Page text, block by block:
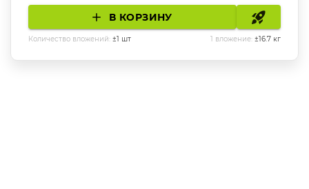
В КОРЗИНУ
Количество вложений: ±1 шт 1 вложение: ±16.7 кг